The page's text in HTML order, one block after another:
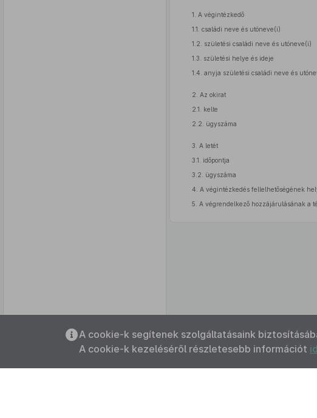
Az oldalmenübe visszatéréshez
ALT + S billentyűket.
1. A végintézkedő
1.1. családi neve és utóneve(i)
1.2. születési családi neve és utóneve(i)
1.3. születési helye és ideje
1.4. anyja születési családi neve és
2. Az okirat
2.1. kelte
2.2. ügyszáma
3. A letét
3.1. időpontja
3.2. ügyszáma
4. A végintézkedés fellelhetőségének
5. A végrendelkező hozzájárulásának a
A cookie-k segítenek szolgáltatásaink
A cookie-k kezeléséről részletesebb információt